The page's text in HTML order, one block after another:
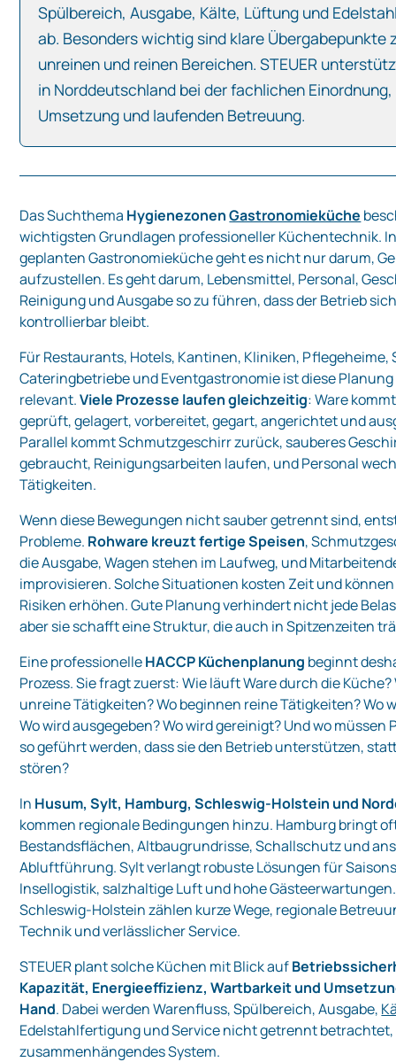
Spülbereich, Ausgabe, Kälte, Lüftung und
ab. Besonders wichtig sind klare Übergabepunkte
unreinen und reinen Bereichen. STEUER
in Norddeutschland bei der fachlichen
Umsetzung und laufenden Betreuung.
Das Suchthema HygienezonenGastronomieküche
wichtigsten Grundlagen professioneller Küchentechnik.
geplanten Gastronomieküche geht es nicht nur darum,
aufzustellen. Es geht darum, Lebensmittel, Personal,
Reinigung und Ausgabe so zu führen, dass der Betrieb
kontrollierbar bleibt.
Für Restaurants, Hotels, Kantinen, Kliniken, Pflegeheime,
Cateringbetriebe und Eventgastronomie ist diese
relevant.Viele Prozesse laufen gleichzeitig: Ware
geprüft, gelagert, vorbereitet, gegart, angerichtet und
Parallel kommt Schmutzgeschirr zurück, sauberes
gebraucht, Reinigungsarbeiten laufen, und Personal
Tätigkeiten.
Wenn diese Bewegungen nicht sauber getrennt sind,
Probleme. Rohware kreuzt fertige Speisen,
die Ausgabe, Wagen stehen im Laufweg, und
improvisieren. Solche Situationen kosten Zeit und
Risiken erhöhen. Gute Planung verhindert nicht jede
aber sie schafft eine Struktur, die auch in Spitzenzeiten
Eine professionelleHACCP Küchenplanung beginnt
Prozess. Sie fragt zuerst: Wie läuft Ware durch die
unreine Tätigkeiten? Wo beginnen reine Tätigkeiten? Wo
Wo wird ausgegeben? Wo wird gereinigt? Und wo müssen
so geführt werden, dass sie den Betrieb unterstützen,
stören?
In Husum, Sylt, Hamburg, Schleswig-Holstein und
kommen regionale Bedingungen hinzu. Hamburg bringt
Bestandsflächen, Altbaugrundrisse, Schallschutz und
Abluftführung. Sylt verlangt robuste Lösungen für
Insellogistik, salzhaltige Luft und hohe
Schleswig-Holstein zählen kurze Wege, regionale
Technik und verlässlicher Service.
STEUER plant solche Küchen mit Blick auf
Kapazität, Energieeffizienz, Wartbarkeit und
Hand. Dabei werden Warenfluss, Spülbereich, Ausgabe,
Edelstahlfertigung und Service nicht getrennt betrachtet,
zusammenhängendes System.